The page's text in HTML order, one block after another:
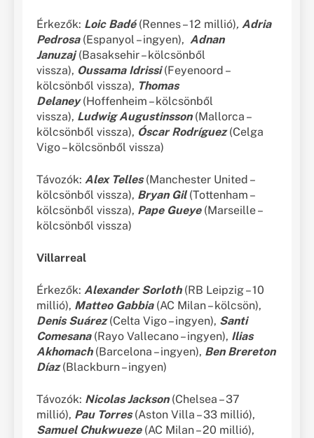
Érkezők: Loic Badé(Rennes – 12 millió), Adria
Pedrosa (Espanyol – ingyen), Adnan
Januzaj(Basaksehir – kölcsönből
vissza), Oussama Idrissi(Feyenoord –
kölcsönből vissza), Thomas
Delaney(Hoffenheim – kölcsönből
vissza), Ludwig Augustinsson(Mallorca –
kölcsönből vissza), Óscar Rodríguez(Celga
Vigo – kölcsönből vissza)
Távozók: Alex Telles(Manchester United –
kölcsönből vissza), Bryan Gil(Tottenham –
kölcsönből vissza), Pape Gueye(Marseille –
kölcsönből vissza)
Villarreal
Érkezők: Alexander Sorloth(RB Leipzig – 10
millió), Matteo Gabbia (AC Milan – kölcsön),
Denis Suárez (Celta Vigo – ingyen), Santi
Comesana(Rayo Vallecano – ingyen), Ilias
Akhomach (Barcelona – ingyen), Ben Brereton
Díaz(Blackburn – ingyen)
Távozók: Nicolas Jackson(Chelsea – 37
millió), Pau Torres(Aston Villa – 33 millió),
Samuel Chukwueze(AC Milan – 20 millió),